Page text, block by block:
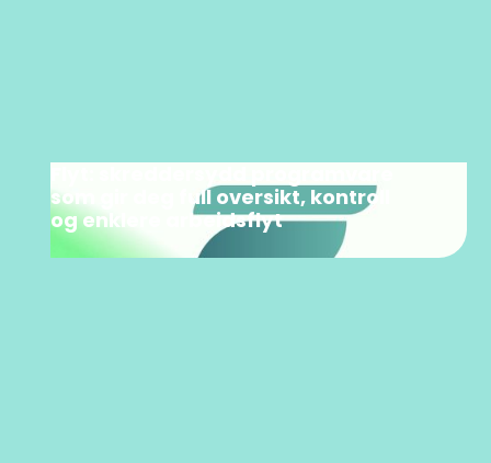
som gir deg full oversikt, kontroll
og enklere arbeidsflyt